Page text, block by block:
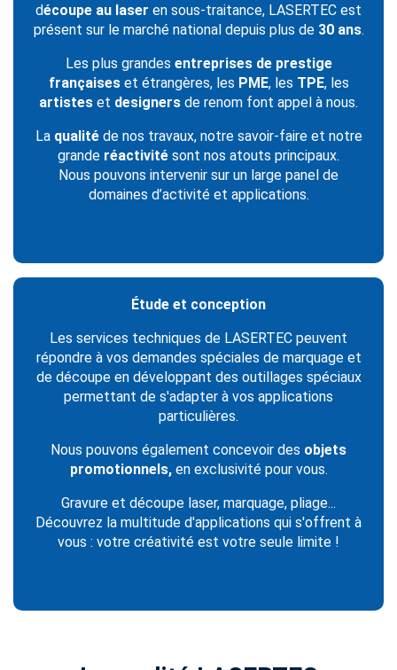
découpe au laser en sous-traitance, LASERTEC est
présent sur le marché national depuis plus de 30 ans.
Les plus grandes entreprises de prestige
françaiseset étrangères, les PME, les TPE, les
artistes et designers de renom font appel à nous.
La qualité de nos travaux, notre savoir-faire et notre
grande réactivité sont nos atouts principaux.
Nous pouvons intervenir sur un large panel de
domaines d’activité et applications.
Étude et conception
Les services techniques de LASERTEC peuvent
répondre à vos demandes spéciales de marquage et
de découpe en développant des outillages spéciaux
permettant de s'adapter à vos applications
particulières.
Nous pouvons également concevoir des objets
promotionnels,en exclusivité pour vous.
Gravure et découpe laser, marquage, pliage...
Découvrez la multitude d'applications qui s'offrent à
vous : votre créativité est votre seule limite !